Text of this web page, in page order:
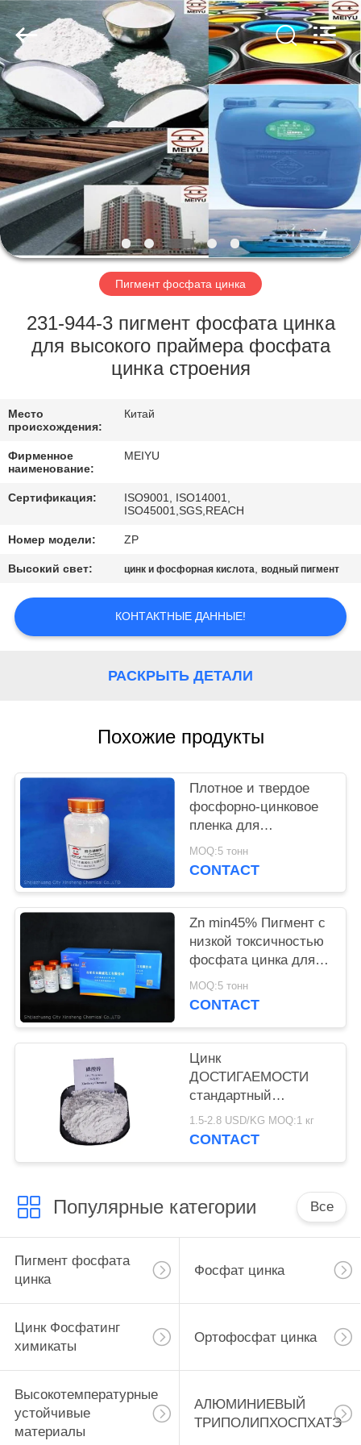
ДОМОЙ
ПРОДУКТЫ
ВИДЕОЗАПИСИ
О
НАС
ЭКСКУРСИЯ
ПО
КОНТРОЛЬ
КАЧЕСТВА
СВЯЖИТЕСЬ
НАМИ
ЗАПРОСИТЕ
ЦИТАТУ
POLICY
co.,ltd.
All
Rights
Reserved.
Developed
by
ECER
Пигмент фосфата цинка
231-944-3 пигмент фосфата цинка
для высокого праймера фосфата
цинка строения
Место
происхождения:
Китай
Фирменное
наименование:
MEIYU
Сертификация:
ISO9001, ISO14001,
ISO45001,SGS,REACH
Номер модели: ZP
Высокий свет: цинк и фосфорная кислота,водный пигмент
КОНТАКТНЫЕ ДАННЫЕ!
РАСКРЫТЬ ДЕТАЛИ
Похожие продукты
Плотное и твердое
фосфорно-цинковое
пленка для
предотвращения
коррозии металлов и
MOQ:5 тонн
CONTACT
Zn min45% Пигмент с
низкой токсичностью
фосфата цинка для
экологически чистых
антикоррозионных
MOQ:5 тонн
CONTACT
Цинк
ДОСТИГАЕМОСТИ
стандартный
Фосфатинг химикаты,
антикоррозийное
1.5-2.8 USD/KG MOQ:1 кг
CONTACT
Популярные категории Все
Пигмент фосфата
цинка
Фосфат цинка
Цинк Фосфатинг
химикаты
Ортофосфат цинка
Высокотемпературные
устойчивые
материалы
АЛЮМИНИЕВЫЙ
ТРИПОЛИПХОСПХАТЭ